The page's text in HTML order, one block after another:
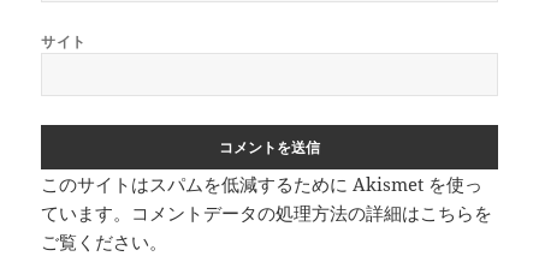
サイト
このサイトはスパムを低減するために Akismet を使っ
ています。 コメントデータの処理方法の詳細はこちらを
ご覧ください。